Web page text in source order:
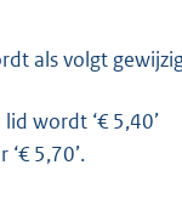
als volgt
wordt ‘€ 5,40’
5,70’.